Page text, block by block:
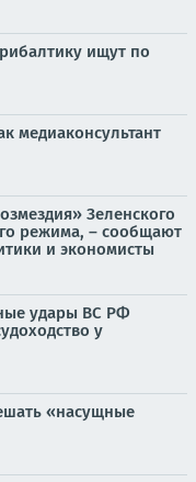
ищут по
медиаконсультант
Зеленского
режима, – сообщают
и экономисты
удары ВС РФ
у
«насущные